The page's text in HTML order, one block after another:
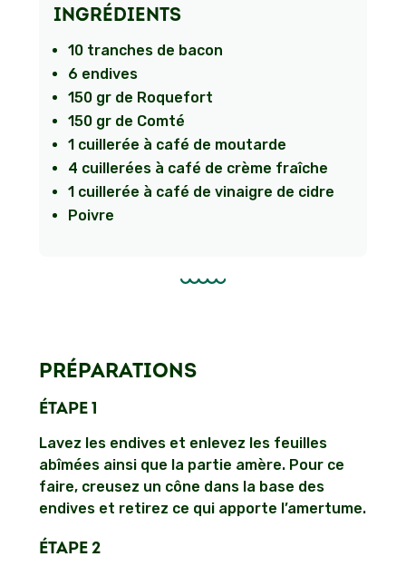
INGRÉDIENTS
10 tranches de bacon
6 endives
150 gr de Roquefort
150 gr de Comté
1 cuillerée à café de moutarde
4 cuillerées à café de crème fraîche
1 cuillerée à café de vinaigre de cidre
Poivre
PRÉPARATIONS
ÉTAPE 1
Lavez les endives et enlevez les feuilles
abîmées ainsi que la partie amère. Pour ce
faire, creusez un cône dans la base des
endives et retirez ce qui apporte l’amertume.
ÉTAPE 2